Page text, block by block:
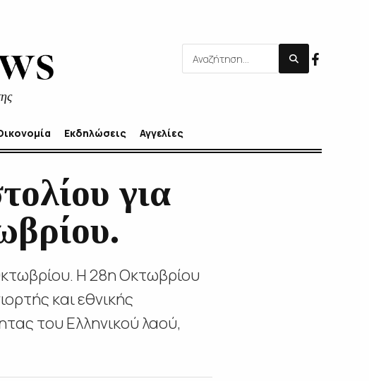
Εκδηλώσεις Αγγελίες
για
Η 28η Οκτωβρίου
και εθνικής
του Ελληνικού λαού,